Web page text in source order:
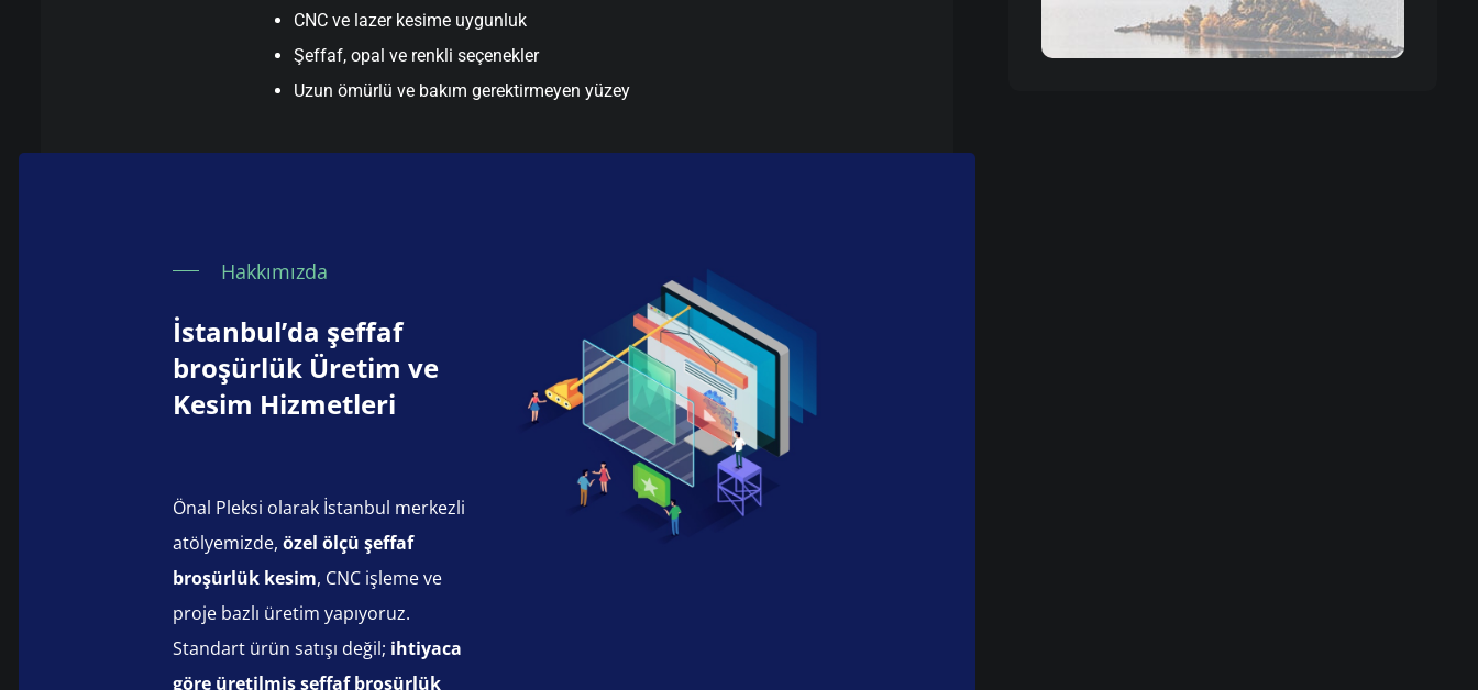
CNC ve lazer kesime uygunluk
Şeffaf, opal ve renkli seçenekler
Uzun ömürlü ve bakım gerektirmeyen yüzey
Hakkımızda
İstanbul’da şeffaf
broşürlük Üretim ve
Kesim Hizmetleri
Önal Pleksi olarak İstanbul merkezli
atölyemizde, özel ölçü şeffaf
broşürlük kesim, CNC işleme ve
proje bazlı üretim yapıyoruz.
Standart ürün satışı değil; ihtiyaca
göre üretilmiş şeffaf broşürlük